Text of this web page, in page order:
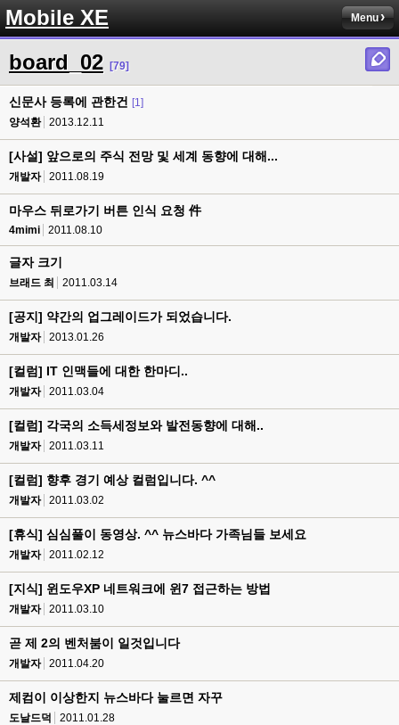
Mobile XE Menu
board_02 [79]
신문사 등록에 관한건
[1]
양석환
2013.12.11
[사설] 앞으로의 주식 전망 및 세계 동향에 대해...
개발자 2011.08.19
마우스 뒤로가기 버튼 인식 요청 件
4mimi 2011.08.10
글자 크기
브래드 최 2011.03.14
[공지] 약간의 업그레이드가 되었습니다.
개발자 2013.01.26
[컬럼] IT 인맥들에 대한 한마디..
개발자 2011.03.04
[컬럼] 각국의 소득세정보와 발전동향에 대해..
개발자 2011.03.11
[컬럼] 향후 경기 예상 컬럼입니다. ^^
개발자 2011.03.02
[휴식] 심심풀이 동영상. ^^ 뉴스바다 가족님들 보세요
개발자 2011.02.12
[지식] 윈도우XP 네트워크에 윈7 접근하는 방법
개발자 2011.03.10
곧 제 2의 벤처붐이 일것입니다
개발자 2011.04.20
제컴이 이상한지 뉴스바다 눌르면 자꾸
도날드덕 2011.01.28